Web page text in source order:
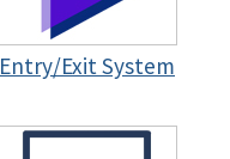
Entry/Exit System